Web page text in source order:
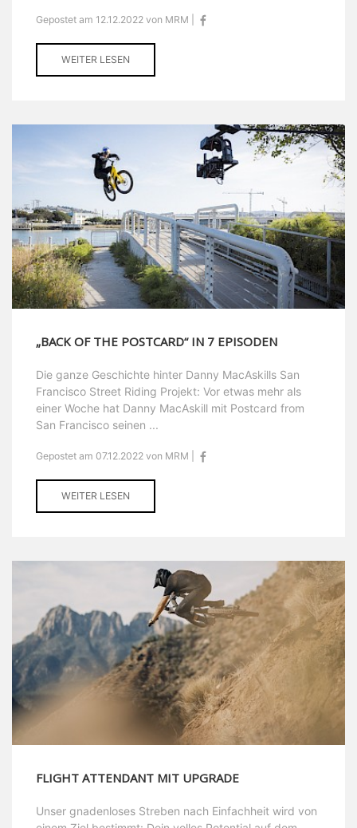
Gepostet am 12.12.2022 von MRM |
WEITER LESEN
„BACK OF THE POSTCARD“ IN 7 EPISODEN
Die ganze Geschichte hinter Danny MacAskills San
Francisco Street Riding Projekt: Vor etwas mehr als
einer Woche hat Danny MacAskill mit Postcard from
San Francisco seinen ...
Gepostet am 07.12.2022 von MRM |
WEITER LESEN
FLIGHT ATTENDANT MIT UPGRADE
Unser gnadenloses Streben nach Einfachheit wird von